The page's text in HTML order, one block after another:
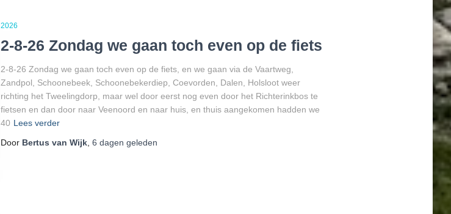
2026
2-8-26 Zondag we gaan toch even op de fiets
2-8-26 Zondag we gaan toch even op de fiets, en we gaan via de Vaartweg,
Zandpol, Schoonebeek, Schoonebekerdiep, Coevorden, Dalen, Holsloot weer
richting het Tweelingdorp, maar wel door eerst nog even door het Richterinkbos te
fietsen en dan door naar Veenoord en naar huis, en thuis aangekomen hadden we
40 Lees verder
Door Bertus van Wijk, 6 dagen geleden